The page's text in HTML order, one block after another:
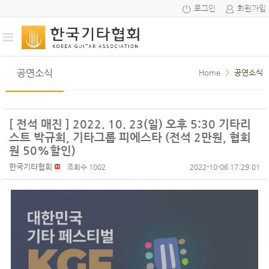
로그인 회원가입
공연소식 Home > 공연소식
[ 전석 매진 ] 2022. 10. 23(일) 오후 5:30 기타리
스트 박규희, 기타그룹 피에스타 (전석 2만원, 협회
원 50%할인)
한국기타협회 조회수 1002 2022-10-06 17:29:01